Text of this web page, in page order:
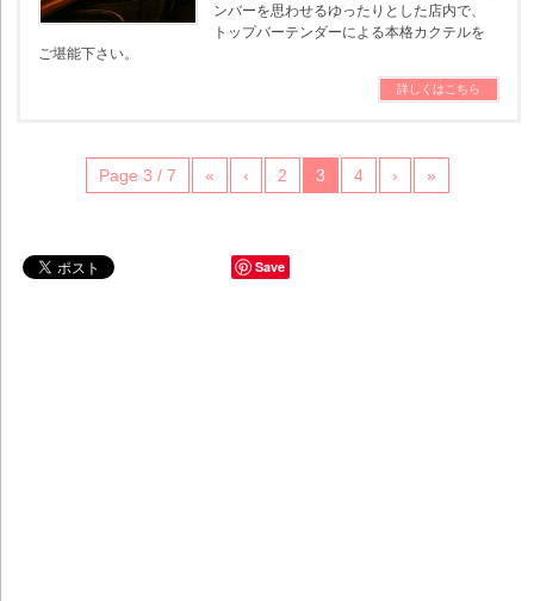
ンバーを思わせるゆったりとした店内で、
トップバーテンダーによる本格カクテルを
ご堪能下さい。
詳しくはこちら
Page 3 / 7 « ‹ 2 3 4 › »
Save